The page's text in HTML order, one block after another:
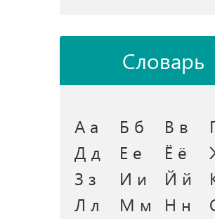
Словарь
А а Б б В в
Д д
Е е Ё ё
З з
И и Й й
Л л
М м Н н